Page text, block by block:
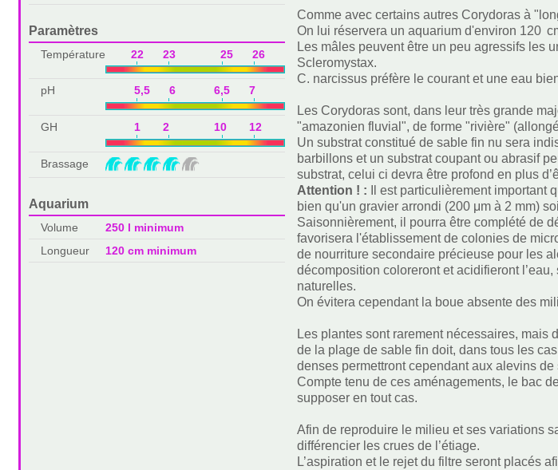
Paramètres
Température 22 23 25 26
pH 5,5 6 6,5 7
GH 1 2 10 12
Brassage
Aquarium
Volume
250 l minimum
Longueur
120 cm minimum
Comme avec certains autres Corydoras à
On lui réservera un aquarium d'environ 120
Les mâles peuvent être un peu agressifs les
Scleromystax.
C. narcissus préfère le courant et une eau
Les Corydoras sont, dans leur très grande
"amazonien fluvial", de forme "rivière"
Un substrat constitué de sable fin nu sera
barbillons et un substrat coupant ou abrasif
substrat, celui ci devra être profond en plus
Attention ! :
Il est particulièrement
bien qu'un gravier arrondi (200 μm à 2 mm)
Saisonnièrement, il pourra être complété de
favorisera l'établissement de colonies de
de nourriture secondaire précieuse pour les
décomposition coloreront et acidifieront
naturelles.
On évitera cependant la boue absente des
Les plantes sont rarement nécessaires, mais
de la plage de sable fin doit, dans tous les
denses permettront cependant aux alevins
Compte tenu de ces aménagements, le bac
supposer en tout cas.
Afin de reproduire le milieu et ses variations
différencier les crues de l’étiage.
L’aspiration et le rejet du filtre seront placés